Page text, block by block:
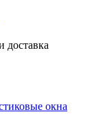
окна